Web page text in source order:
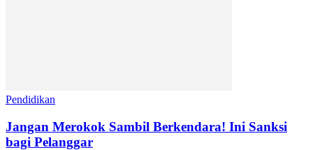
Pendidikan
Jangan Merokok Sambil Berkendara! Ini Sanksi
bagi Pelanggar